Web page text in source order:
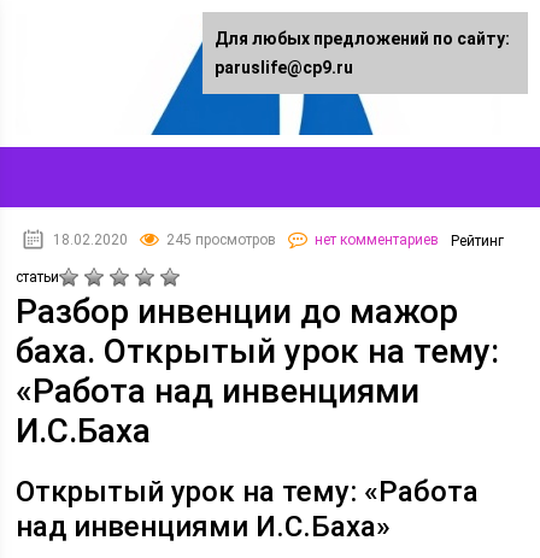
18.02.2020 245 просмотров нет комментариев Рейтинг
статьи
Разбор инвенции до мажор
баха. Открытый урок на тему:
«Работа над инвенциями
И.С.Баха
Открытый урок на тему: «Работа
над инвенциями И.С.Баха»
Для любых предложений по сайту:
paruslife@cp9.ru